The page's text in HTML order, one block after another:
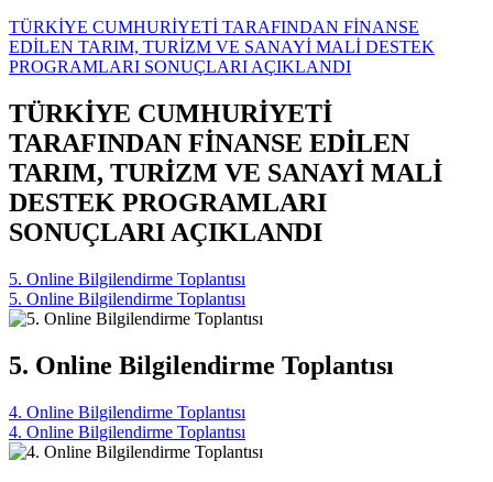
TÜRKİYE CUMHURİYETİ TARAFINDAN FİNANSE
EDİLEN TARIM, TURİZM VE SANAYİ MALİ DESTEK
PROGRAMLARI SONUÇLARI AÇIKLANDI
TÜRKİYE CUMHURİYETİ
TARAFINDAN FİNANSE EDİLEN
TARIM, TURİZM VE SANAYİ MALİ
DESTEK PROGRAMLARI
SONUÇLARI AÇIKLANDI
5. Online Bilgilendirme Toplantısı
5. Online Bilgilendirme Toplantısı
5. Online Bilgilendirme Toplantısı
4. Online Bilgilendirme Toplantısı
4. Online Bilgilendirme Toplantısı